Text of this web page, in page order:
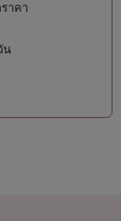
าคา
น